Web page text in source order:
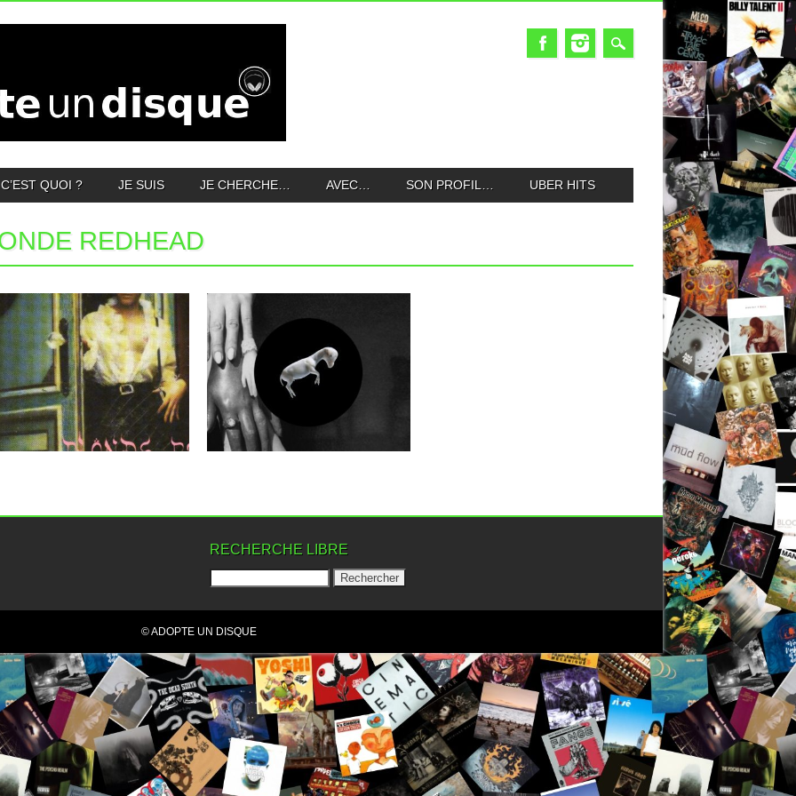
QUOI ? JE SUIS JE CHERCHE… AVEC… SON PROFIL… UBER HITS
REDHEAD
11.11.14
BLONDE REDHEAD :
MISERY IS A BUTTERFLY
Ma première rencontre avec les New-
de Blonde Redhead fut
12.09.14
BLONDE REDHEAD :
BARRAGAN
On se rendait bien compte, depuis
« 23 », que la musique de...
RECHERCHE LIBRE
© ADOPTE UN DISQUE